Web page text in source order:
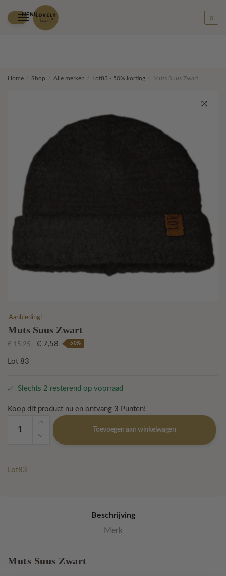
MENU
0
Home Shop Alle merken Lot83 - 50% korting Muts Suus Zwart
Aanbieding!
Muts Suus Zwart
€15,25
Oorspronkelijke
€ 7,58 Huidige
-50%
Lot 83
Slechts 2 resterend op voorraad
Koop dit product nu en ontvang 3 Punten!
Suus
Toevoegen aan winkelwagen
Lot83
Beschrijving
Merk
Muts Suus Zwart